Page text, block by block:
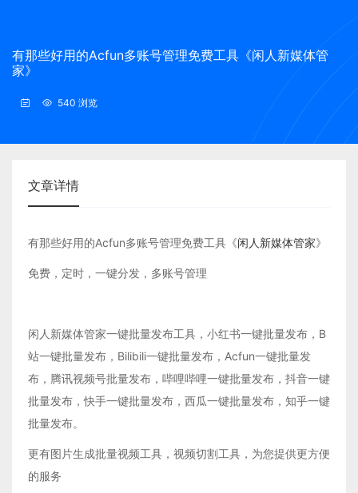
有那些好用的Acfun多账号管理免费工具《闲人新媒体管
家》
540 浏览
文章详情
有那些好用的Acfun多账号管理免费工具《闲人新媒体管家》
免费，定时，一键分发，多账号管理
闲人新媒体管家一键批量发布工具，小红书一键批量发布，B
站一键批量发布，Bilibili一键批量发布，Acfun一键批量发
布，腾讯视频号批量发布，哔哩哔哩一键批量发布，抖音一键
批量发布，快手一键批量发布，西瓜一键批量发布，知乎一键
批量发布。
更有图片生成批量视频工具，视频切割工具，为您提供更方便
的服务